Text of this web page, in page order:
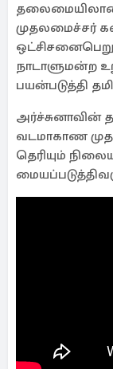
தலைமையிலான
முதலமைச்சர்
நாடாளுமன்ற
பயன்படுத்தி
அர்ச்சுனாவின்
வடமாகாண
தெரியும்